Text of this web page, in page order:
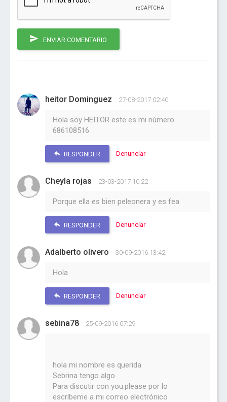
ENVIAR COMENTARIO
heitor Dominguez 27-08-2017 02:40
Hola soy HEITOR este es mi número
686108516
RESPONDER Denunciar
Cheyla rojas 23-03-2017 10:22
Porque ella es bien peleonera y es fea
RESPONDER Denunciar
Adalberto olivero 30-09-2016 13:42
Hola
RESPONDER Denunciar
sebina78 25-09-2016 07:29
hola mi nombre es querida
Sebrina tengo algo
Para discutir con you.please por lo
escríbeme a mi correo electrónico